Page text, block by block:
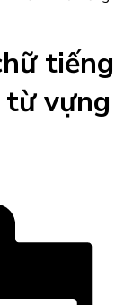
tiếng
vựng